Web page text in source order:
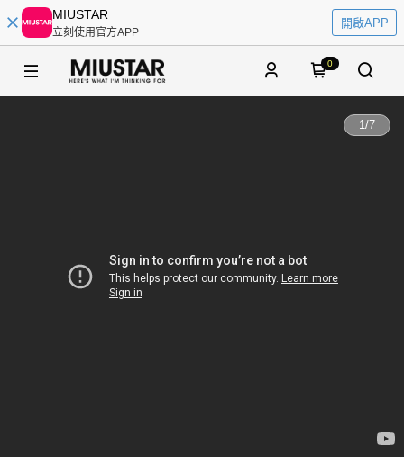
MIUSTAR
立刻使用官方APP
開啟APP
0
1/7